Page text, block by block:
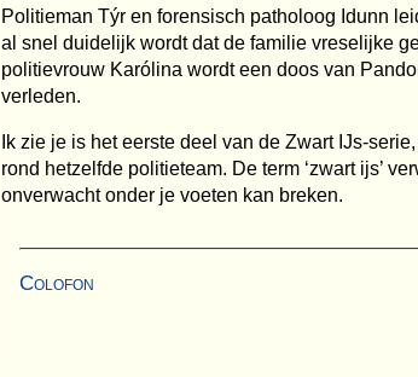
Politieman Týr en forensisch patholoog Idunn
al snel duidelijk wordt dat de familie vreselijke
politievrouw Karólina wordt een doos van
verleden.
Ik zie je is het eerste deel van de Zwart IJs-
rond hetzelfde politieteam. De term ‘zwart ijs’
onverwacht onder je voeten kan breken.
Colofon